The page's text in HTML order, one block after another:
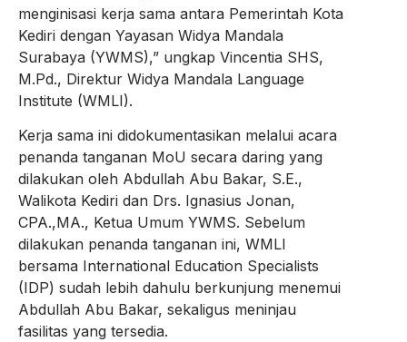
menginisasi kerja sama antara Pemerintah Kota
Kediri dengan Yayasan Widya Mandala
Surabaya (YWMS),” ungkap Vincentia SHS,
M.Pd., Direktur Widya Mandala Language
Institute (WMLI).
Kerja sama ini didokumentasikan melalui acara
penanda tanganan MoU secara daring yang
dilakukan oleh Abdullah Abu Bakar, S.E.,
Walikota Kediri dan Drs. Ignasius Jonan,
CPA.,MA., Ketua Umum YWMS. Sebelum
dilakukan penanda tanganan ini, WMLI
bersama International Education Specialists
(IDP) sudah lebih dahulu berkunjung menemui
Abdullah Abu Bakar, sekaligus meninjau
fasilitas yang tersedia.